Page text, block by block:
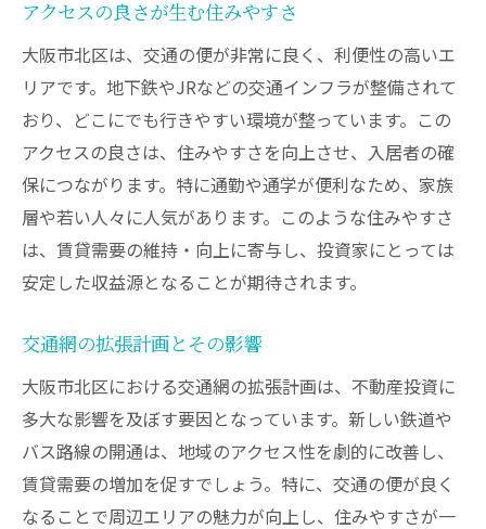
アクセスの良さが生む住みやすさ
大阪市北区は、交通の便が非常に良く、利便性の高いエ
リアです。地下鉄やJRなどの交通インフラが整備されて
おり、どこにでも行きやすい環境が整っています。この
アクセスの良さは、住みやすさを向上させ、入居者の確
保につながります。特に通勤や通学が便利なため、家族
層や若い人々に人気があります。このような住みやすさ
は、賃貸需要の維持・向上に寄与し、投資家にとっては
安定した収益源となることが期待されます。
交通網の拡張計画とその影響
大阪市北区における交通網の拡張計画は、不動産投資に
多大な影響を及ぼす要因となっています。新しい鉄道や
バス路線の開通は、地域のアクセス性を劇的に改善し、
賃貸需要の増加を促すでしょう。特に、交通の便が良く
なることで周辺エリアの魅力が向上し、住みやすさが一